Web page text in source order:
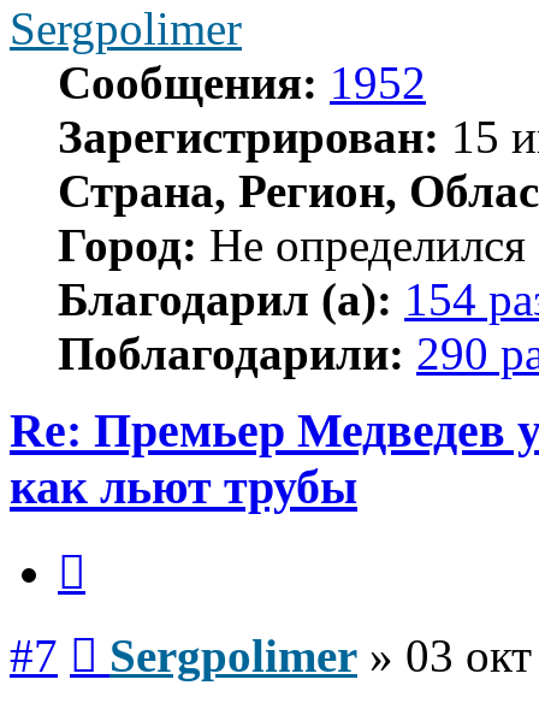
Sergpolimer
Сообщения: 1952
Зарегистрирован: 15
Страна, Регион,
Город: Не определился
Благодарил (а): 154
Поблагодарили: 290
Re: Премьер
как льют трубы
#7 Sergpolimer » 03